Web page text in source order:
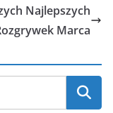
Najlepszych
Marca